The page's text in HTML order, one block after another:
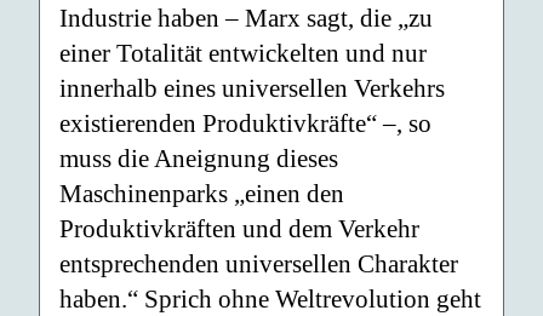
Industrie haben – Marx sagt, die „zu
einer Totalität entwickelten und nur
innerhalb eines universellen Verkehrs
existierenden Produktivkräfte“ –, so
muss die Aneignung dieses
Maschinenparks „einen den
Produktivkräften und dem Verkehr
entsprechenden universellen Charakter
haben.“ Sprich ohne Weltrevolution geht